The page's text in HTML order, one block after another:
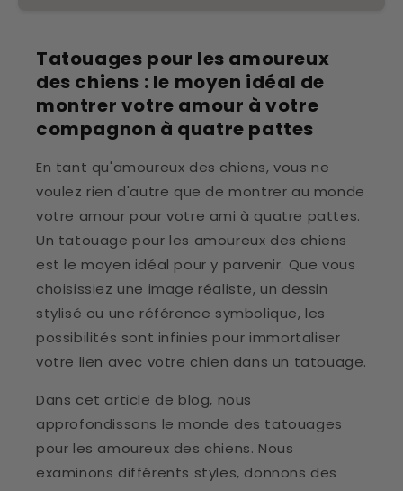
Tatouages ​​pour les amoureux
des chiens : le moyen idéal de
montrer votre amour à votre
compagnon à quatre pattes
En tant qu'amoureux des chiens, vous ne
voulez rien d'autre que de montrer au monde
votre amour pour votre ami à quatre pattes.
Un tatouage pour les amoureux des chiens
est le moyen idéal pour y parvenir. Que vous
choisissiez une image réaliste, un dessin
stylisé ou une référence symbolique, les
possibilités sont infinies pour immortaliser
votre lien avec votre chien dans un tatouage.
Dans cet article de blog, nous
approfondissons le monde des tatouages ​​​​
pour les amoureux des chiens. Nous
examinons différents styles, donnons des